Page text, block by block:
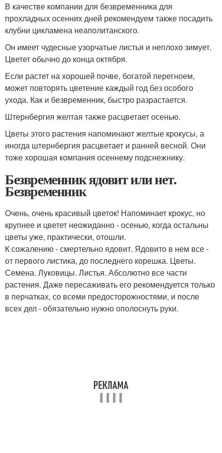
В качестве компании для безвременника для
прохладных осенних дней рекомендуем также посадить
клубни цикламена неаполитанского.
Он имеет чудесные узорчатые листья и неплохо зимует.
Цветет обычно до конца октября.
Если растет на хорошей почве, богатой перегноем,
может повторять цветение каждый год без особого
ухода. Как и безвременник, быстро разрастается.
Штернбергия желтая также расцветает осенью.
Цветы этого растения напоминают желтые крокусы, а
иногда штернбергия расцветает и ранней весной. Они
тоже хорошая компания осеннему подснежнику.
Безвременник ядовит или нет.
Безвременник
Очень, очень красивый цветок! Напоминает крокус, но
крупнее и цветет неожиданно - осенью, когда остальны
цветы уже, практически, отошли.
К сожалению - смертельно ядовит. Ядовито в нем все -
от первого листика, до последнего корешка. Цветы.
Семена. Луковицы. Листья. Абсолютно все части
растения. Даже пересаживать его рекомендуется только
в перчатках, со всеми предосторожностями, и после
всех дел - обязательно нужно ополоснуть руки.